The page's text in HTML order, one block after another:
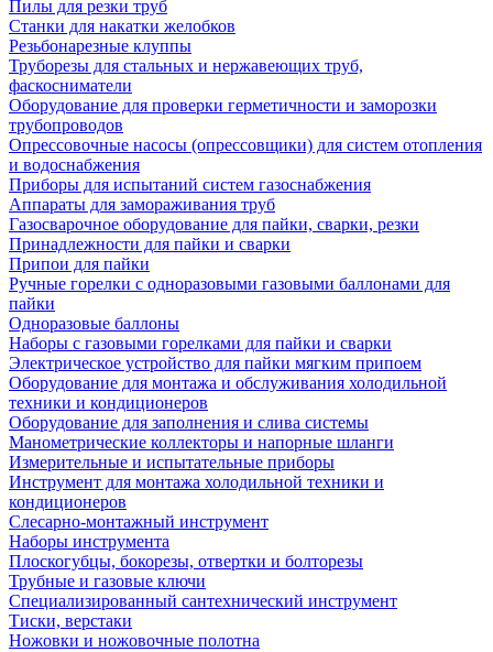
Пилы для резки труб
Станки для накатки желобков
Резьбонарезные клуппы
Труборезы для стальных и нержавеющих труб,
фаскосниматели
Оборудование для проверки герметичности и заморозки
трубопроводов
Опрессовочные насосы (опрессовщики) для систем отопления
и водоснабжения
Приборы для испытаний систем газоснабжения
Аппараты для замораживания труб
Газосварочное оборудование для пайки, сварки, резки
Принадлежности для пайки и сварки
Припои для пайки
Ручные горелки с одноразовыми газовыми баллонами для
пайки
Одноразовые баллоны
Наборы с газовыми горелками для пайки и сварки
Электрическое устройство для пайки мягким припоем
Оборудование для монтажа и обслуживания холодильной
техники и кондиционеров
Оборудование для заполнения и слива системы
Манометрические коллекторы и напорные шланги
Измерительные и испытательные приборы
Инструмент для монтажа холодильной техники и
кондиционеров
Слесарно-монтажный инструмент
Наборы инструмента
Плоскогубцы, бокорезы, отвертки и болторезы
Трубные и газовые ключи
Специализированный сантехнический инструмент
Тиски, верстаки
Ножовки и ножовочные полотна